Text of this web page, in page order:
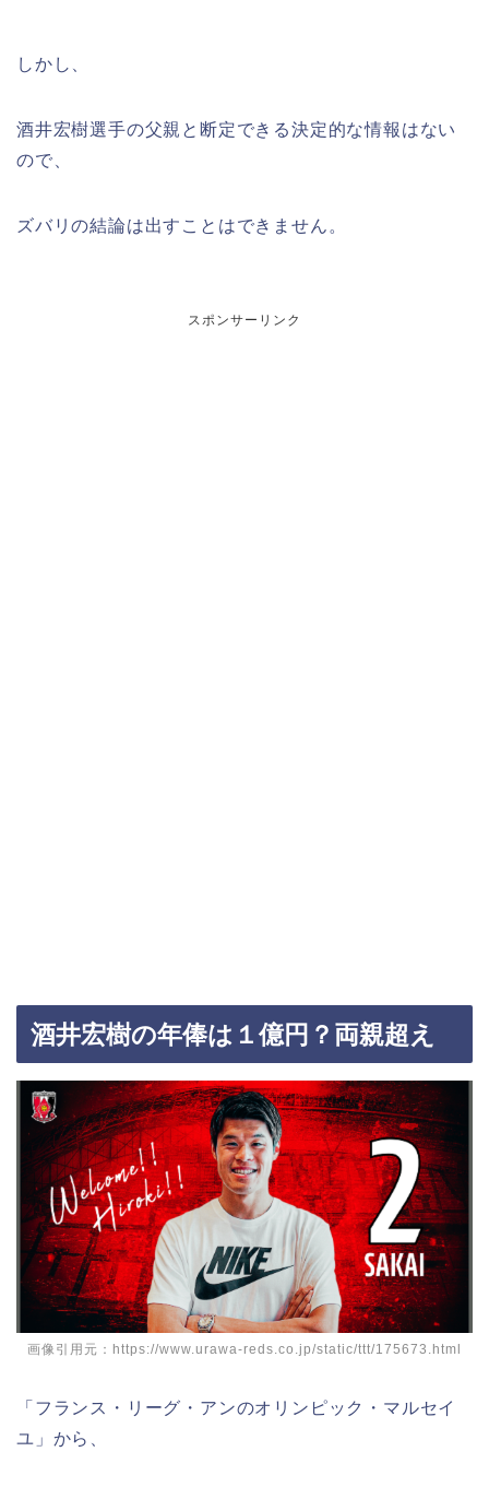
しかし、
酒井宏樹選手の父親と断定できる決定的な情報はない
ので、
ズバリの結論は出すことはできません。
スポンサーリンク
酒井宏樹の年俸は１億円？両親超え
画像引用元：https://www.urawa-reds.co.jp/static/ttt/175673.html
「フランス・リーグ・アンのオリンピック・マルセイ
ユ」から、